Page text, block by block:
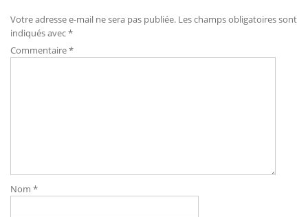
Votre adresse e-mail ne sera pas publiée. Les champs obligatoires sont
indiqués avec*
Commentaire*
Nom *